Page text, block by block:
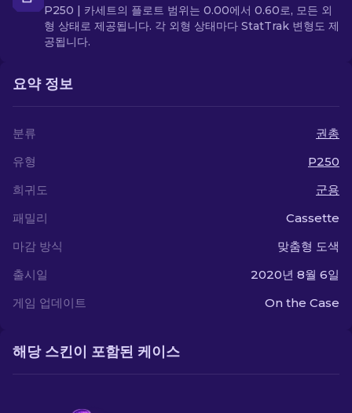
P250 | 카세트의 플로트 범위는 0.00에서 0.60로, 모든 외
형 상태로 제공됩니다. 각 외형 상태마다 StatTrak 변형도 제
공됩니다.
요약 정보
분류
권총
유형
P250
희귀도
군용
패밀리
Cassette
마감 방식
맞춤형 도색
출시일
2020년 8월 6일
게임 업데이트
On the Case
해당 스킨이 포함된 케이스